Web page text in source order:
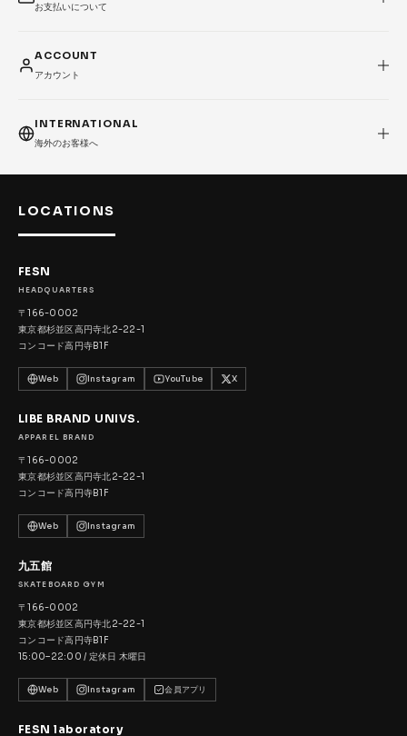
お支払いについて
ACCOUNT
アカウント
INTERNATIONAL
海外のお客様へ
LOCATIONS
FESN
HEADQUARTERS
〒166-0002
東京都杉並区高円寺北2-22-1
コンコード高円寺B1F
Web Instagram YouTube X
LIBE BRAND UNIVS.
APPAREL BRAND
〒166-0002
東京都杉並区高円寺北2-22-1
コンコード高円寺B1F
Web Instagram
九五館
SKATEBOARD GYM
〒166-0002
東京都杉並区高円寺北2-22-1
コンコード高円寺B1F
15:00–22:00 / 定休日 木曜日
Web Instagram 会員アプリ
FESN laboratory